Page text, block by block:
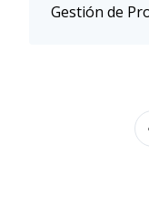
Gestión de